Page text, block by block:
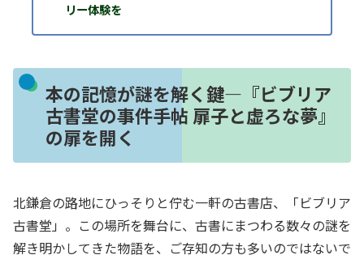
リー体験を
本の記憶が謎を解く鍵―『ビブリア
古書堂の事件手帖 扉子と虚ろな夢』
の扉を開く
北鎌倉の路地にひっそりと佇む一軒の古書店、「ビブリア
古書堂」。この場所を舞台に、古書にまつわる数々の謎を
解き明かしてきた物語を、ご存知の方も多いのではないで